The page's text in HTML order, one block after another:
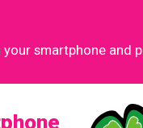
your smartphone and